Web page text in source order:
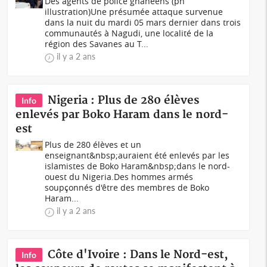
illustration)Une présumée attaque survenue
dans la nuit du mardi 05 mars dernier dans trois
communautés à Nagudi, une localité de la
région des Savanes au T...
il y a 2 ans
Info
Nigeria : Plus de 280 élèves
enlevés par Boko Haram dans le nord-
est
Plus de 280 élèves et un
enseignant&nbsp;auraient été enlevés par les
islamistes de Boko Haram&nbsp;dans le nord-
ouest du Nigeria.Des hommes armés
soupçonnés d'être des membres de Boko
Haram...
il y a 2 ans
Info
Côte d'Ivoire : Dans le Nord-est,